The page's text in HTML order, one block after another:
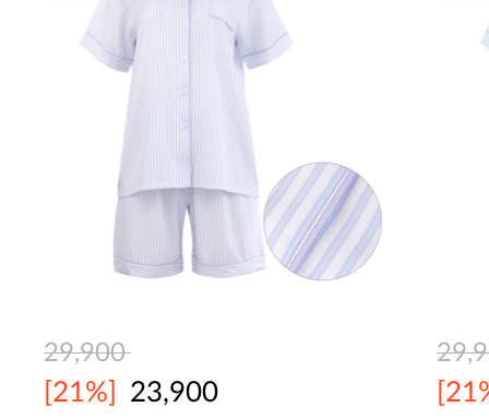
파자마 20%(8.5~31) / 구매금액 제
29,900
[21%] 23,900